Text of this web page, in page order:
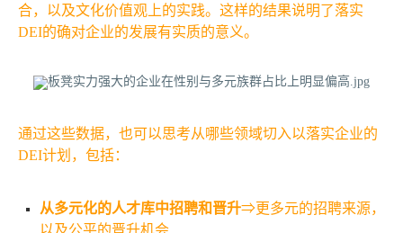
合，以及文化价值观上的实践。这样的结果说明了落实
DEI的确对企业的发展有实质的意义。
通过这些数据，也可以思考从哪些领域切入以落实企业的
DEI计划，包括：
从多元化的人才库中招聘和晋升⇒更多元的招聘来源，